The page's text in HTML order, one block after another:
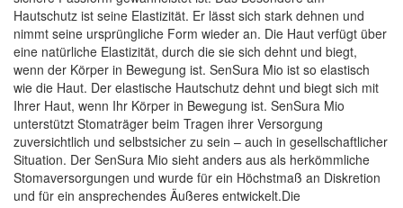
Hautschutz ist seine Elastizität. Er lässt sich stark dehnen und
nimmt seine ursprüngliche Form wieder an. Die Haut verfügt über
eine natürliche Elastizität, durch die sie sich dehnt und biegt,
wenn der Körper in Bewegung ist. SenSura Mio ist so elastisch
wie die Haut. Der elastische Hautschutz dehnt und biegt sich mit
Ihrer Haut, wenn Ihr Körper in Bewegung ist. SenSura Mio
unterstützt Stomaträger beim Tragen ihrer Versorgung
zuversichtlich und selbstsicher zu sein – auch in gesellschaftlicher
Situation. Der SenSura Mio sieht anders aus als herkömmliche
Stomaversorgungen und wurde für ein Höchstmaß an Diskretion
und für ein ansprechendes Äußeres entwickelt.Die